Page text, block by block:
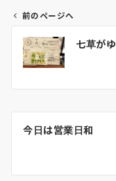
ン
前のページへ
七草がゆ
今日は営業日和